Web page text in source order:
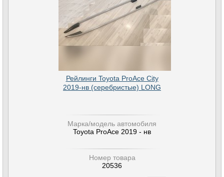
Рейлинги Toyota ProAce City
2019-нв (серебристые) LONG
Марка/модель автомобиля
Toyota ProAce 2019 - нв
Номер товара
20536